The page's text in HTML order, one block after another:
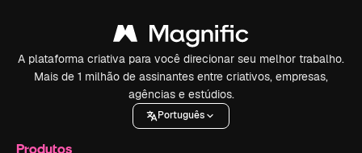
A plataforma criativa para você direcionar seu melhor trabalho.
Mais de 1 milhão de assinantes entre criativos, empresas,
agências e estúdios.
Português
Produtos